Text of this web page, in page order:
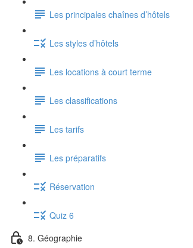
Les principales chaînes d’hôtels
Les styles d’hôtels
Les locations à court terme
Les classifications
Les tarifs
Les préparatifs
Réservation
Quiz 6
8. Géographie